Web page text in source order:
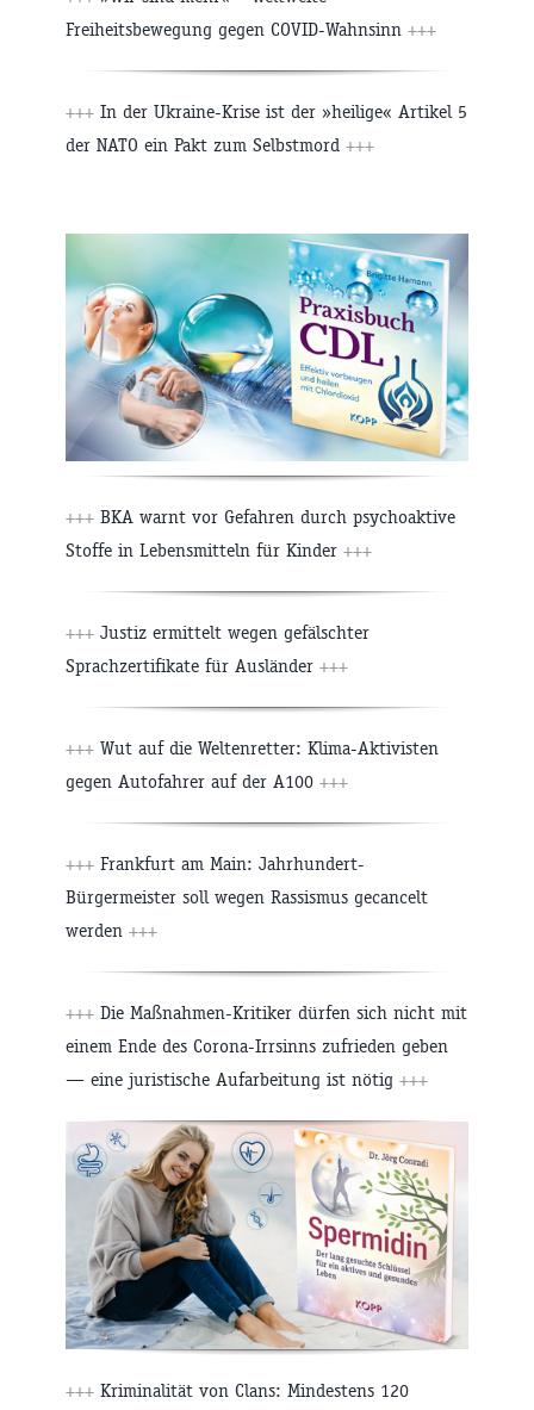
Freiheitsbewegung gegen COVID-Wahnsinn +++
+++ In der Ukraine-Krise ist der »heilige« Artikel 5
der NATO ein Pakt zum Selbstmord +++
+++ BKA warnt vor Gefahren durch psychoaktive
Stoffe in Lebensmitteln für Kinder +++
+++ Justiz ermittelt wegen gefälschter
Sprachzertifikate für Ausländer +++
+++ Wut auf die Weltenretter: Klima-Aktivisten
gegen Autofahrer auf der A100 +++
+++ Frankfurt am Main: Jahrhundert-
Bürgermeister soll wegen Rassismus gecancelt
werden +++
+++ Die Maßnahmen-Kritiker dürfen sich nicht mit
einem Ende des Corona-Irrsinns zufrieden geben
— eine juristische Aufarbeitung ist nötig +++
+++ Kriminalität von Clans: Mindestens 120